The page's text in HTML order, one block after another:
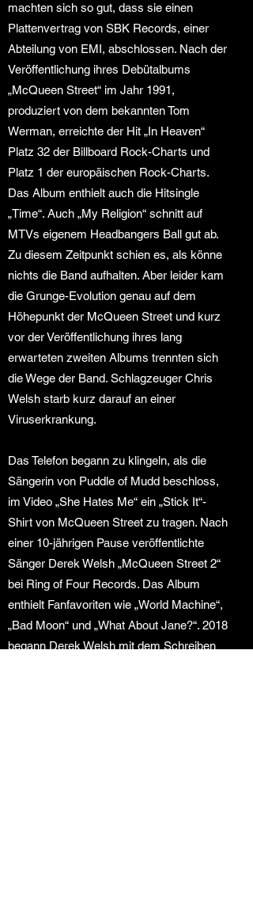
machten sich so gut, dass sie einen
Plattenvertrag von SBK Records, einer
Abteilung von EMI, abschlossen. Nach der
Veröffentlichung ihres Debütalbums
„McQueen Street“ im Jahr 1991,
produziert von dem bekannten Tom
Werman, erreichte der Hit „In Heaven“
Platz 32 der Billboard Rock-Charts und
Platz 1 der europäischen Rock-Charts.
Das Album enthielt auch die Hitsingle
„Time“. Auch „My Religion“ schnitt auf
MTVs eigenem Headbangers Ball gut ab.
Zu diesem Zeitpunkt schien es, als könne
nichts die Band aufhalten. Aber leider kam
die Grunge-Evolution genau auf dem
Höhepunkt der McQueen Street und kurz
vor der Veröffentlichung ihres lang
erwarteten zweiten Albums trennten sich
die Wege der Band. Schlagzeuger Chris
Welsh starb kurz darauf an einer
Viruserkrankung.
Das Telefon begann zu klingeln, als die
Sängerin von Puddle of Mudd beschloss,
im Video „She Hates Me“ ein „Stick It“-
Shirt von McQueen Street zu tragen. Nach
einer 10-jährigen Pause veröffentlichte
Sänger Derek Welsh „McQueen Street 2“
bei Ring of Four Records. Das Album
enthielt Fanfavoriten wie „World Machine“,
„Bad Moon“ und „What About Jane?“. 2018
begann Derek Welsh mit dem Schreiben